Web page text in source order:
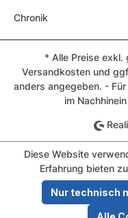
Chronik
* Alle Preise
Versandkosten und
anders angegeben. -
im
Diese Website
Erfahrung bieten
Nur technisch